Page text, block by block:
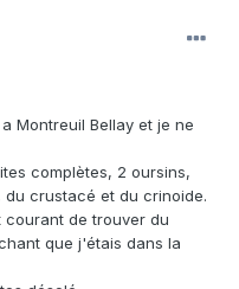
Montreuil Bellay et je ne
complètes, 2 oursins,
crustacé et du crinoide.
de trouver du
que j'étais dans la